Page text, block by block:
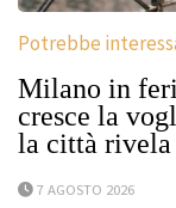
Potrebbe
Milano in
cresce la
la città
7 AGOSTO 2026